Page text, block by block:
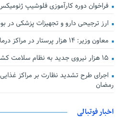
فراخوان دوره کارآموزی فلوشیپ
ارز ترجیحی دارو و تجهیزات پزشکی در بودجه ۱۴۰۵
معاون وزیر: ۱۴ هزار پرستار در مراکز درمانی کشور فعالیت می‌کنند
۱۵ هزار نیروی جدید به نظام سلامت کشور افزوده شد
اجرای طرح تشدید نظارت بر مراکز
رمضان
اخبار فوتبالی